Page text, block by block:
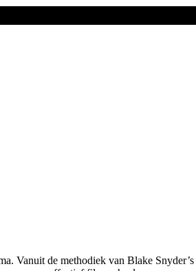
Vanuit de methodiek van Blake Snyder’s